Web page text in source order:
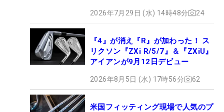
2026年7月29日 (水) 14時48分 24
『4』が消え『R』が加わった！ ス
リクソン『ZXi R/5/7』＆『ZXiU』
アイアンが9月12日デビュー
2026年8月5日 (水) 17時56分 62
米国フィッティング現場で人気のプ